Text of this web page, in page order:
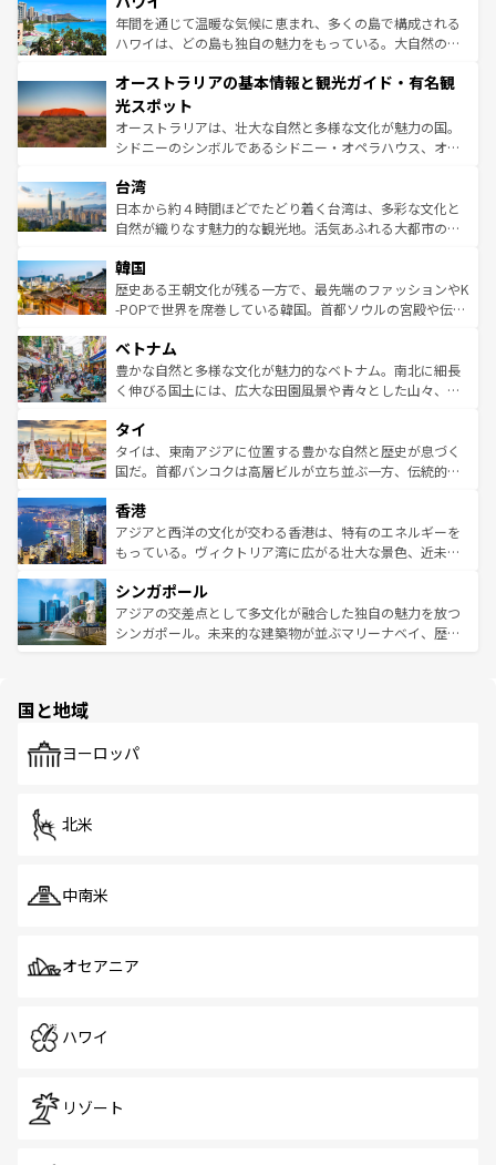
ンメントが詰まった刺激的なスポットだ。一方、アメリカ
西部には大自然が広がり、グランドキャニオンやイエロー
部のニューオーリンズでは、音楽と美食が融合した独特の
文化が魅力。旅行者はアメリカの各地域で異なる魅力を楽
しみながら、その多様性と豊かな歴史を感じることができ
るだろう。車でのロードトリップや列車の旅も、アメリカ
情報は
年間を通じて温暖な気候に恵まれ、多くの島で構成される
ハワイは、どの島も独自の魅力をもっている。大自然の神
ワイ島は見逃せない。また、定番の観光地といえばオアフ
島だが、静かな自然を求めるならマウイ島やカウアイ島が
おすすめ。エメラルドグリーンに輝く海をはじめ、豊かな
文化や歴史が息づいている。「アロハスピリット」と呼ば
人々、おいしいローカルフードやハワイアンミュージッ
ク、伝統的なフラダンスなど、すべてがハワイの魅力を彩
っている。訪れるたびに新しい発見と感動が待っているハ
はコンテンツ一覧
オーストラリアの基本情報と観光ガイド・有名観
光スポット
オーストラリアは、壮大な自然と多様な文化が魅力の国。
シドニーのシンボルであるシドニー・オペラハウス、オー
リアリーフや大陸中央部にそびえるウルル（エアーズロッ
ク）、タスマニアの美しい原生林やケアンズの熱帯雨林な
ど、見どころがたくさん。また、カフェやワイン、オージ
いる。アクティビティも充実しており、サーフィンやダイ
ビング、ハイキングなど、アウトドア好きにはたまらな
い。オーストラリアの多彩な魅力を存分に味わいつくそ
参照してほしい。
台湾
日本から約４時間ほどでたどり着く台湾は、多彩な文化と
自然が織りなす魅力的な観光地。活気あふれる大都市の台
ン）、静ひつな山岳地帯である台湾東部など、都市の喧騒
と山間の静けさが共存しており、訪れる人に新しい発見と
驚きをもたらしてくれる。また、奥深い台湾の食文化も魅
容にもいいと評判のスイーツなど、バラエティ豊かな料理
が味わえる。 なお、新着の台湾情報は コンテンツ一覧を参
照してほしい。
韓国
歴史ある王朝文化が残る一方で、最先端のファッションやK
-POPで世界を席巻している韓国。首都ソウルの宮殿や伝統
き、地方に足を延ばせば四季折々の自然美を楽しむことが
できる。そして、キムチや焼肉、絶品のストリートフード
まで、さまざまな韓国料理が待っている。夜には、韓国な
リティに包まれながら、韓国の多彩な魅力を心ゆくまで味
わってみてほしい。 なお、新着の韓国情報はコンテンツ一
覧を参照してほしい。
ベトナム
豊かな自然と多様な文化が魅力的なベトナム。南北に細長
く伸びる国土には、広大な田園風景や青々とした山々、世
急速な発展と共に伝統が息づく。ハノイの古い町並みやホ
ーチミン市のフランス統治時代の建物も、独特の雰囲気を
醸し出している。また、バラエティの豊かさとおいしさで
とつ。フォーやバインミー、ベトナムコーヒーなどは、ぜ
ひ現地で味わいたい。どの地域を訪れてもあたたかい人々
が旅行者を迎えてくれるので、きっと忘れられない旅にな
参照してほしい。
タイ
タイは、東南アジアに位置する豊かな自然と歴史が息づく
国だ。首都バンコクは高層ビルが立ち並ぶ一方、伝統的な
の活気が交差している。北部ではチェンマイなどの山岳地
帯で自然と触れ合い、南部ではプーケットやクラビの美し
いビーチでリゾート気分を楽しむことができる。タイ料理
激する。気候は一年中温暖で、どの季節にも異なる楽しみ
が待っている。親しみやすいタイの人々、仏教を中心とし
た文化、そして多様な観光資源が、訪れる旅人を魅了し続
香港
アジアと西洋の文化が交わる香港は、特有のエネルギーを
もっている。ヴィクトリア湾に広がる壮大な景色、近未来
み、どこを訪れても感動するはず。観光スポットが密集し
ており、効率よく見どころを回れるのも魅力。息をのむよ
うな絶景から文化的な体験まで、香港を存分に楽しみ尽く
シンガポール
アジアの交差点として多文化が融合した独自の魅力を放つ
シンガポール。未来的な建築物が並ぶマリーナベイ、歴史
で、ホーカーズは地元の風情を楽しめる外せないスポット
国と地域
ヨーロッパ
北米
中南米
オセアニア
ハワイ
リゾート